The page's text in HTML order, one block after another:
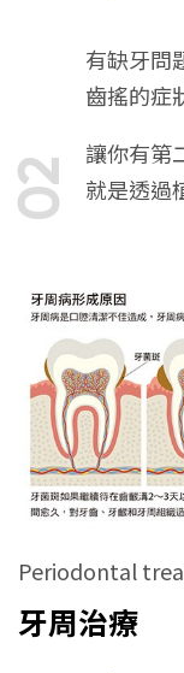
有缺牙問
齒搖的症
讓你有第
就是透過
02
Periodontal
牙周治療